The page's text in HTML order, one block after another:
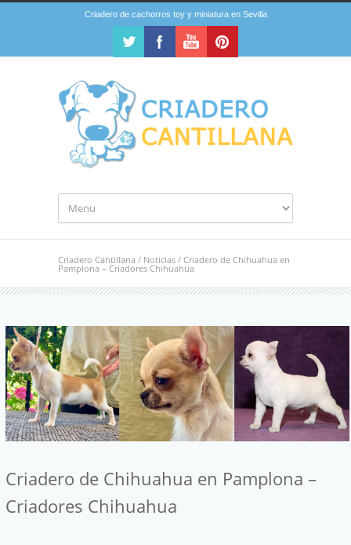
Criadero de cachorros toy y miniatura en Sevilla
Criadero Cantillana / Noticias / Criadero de Chihuahua en
Pamplona – Criadores Chihuahua
Criadero de Chihuahua en Pamplona –
Criadores Chihuahua